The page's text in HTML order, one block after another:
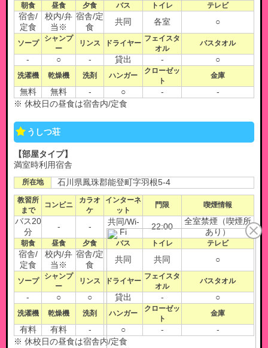
朝食 昼食 夕食 バス トイレ テレビ
宿舎/
定食
校内/弁
当※
宿舎/定
食
共同 各室 ○
ソープ
シャンプ
ー
リンス ドライヤー
フェイスタ
オル
バスタオル
- ○ - 貸出 - ○
洗濯機 乾燥機 洗剤 ハンガー
クローゼッ
ト
金庫
無料 無料 - ○ -
-
※ 休校日の昼食は宿舎内/定食
うしつ荘
【部屋タイプ】
満室時利用宿舎
所在地 石川県鳳珠郡能登町字羽根5-4
教習所
まで
コンビニ
カラオ
ケ
インターネ
ット
門限 喫煙情報
バス20
分
- -
共同/Wi-
Fi
22:00
全室禁煙（喫煙所
あり）
朝食 昼食 夕食 バス トイレ テレビ
宿舎/
定食
校内/弁
当※
宿舎/定
食
共同 共同 ○
ソープ
シャンプ
ー
リンス ドライヤー
フェイスタ
オル
バスタオル
- ○ ○ 貸出 - ○
洗濯機 乾燥機 洗剤 ハンガー
クローゼッ
ト
金庫
有料 有料 - ○ -
-
※ 休校日の昼食は宿舎内/定食